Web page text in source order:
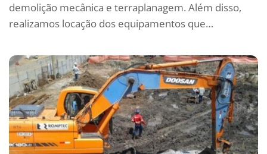
demolição mecânica e terraplanagem. Além disso,
realizamos locação dos equipamentos que…